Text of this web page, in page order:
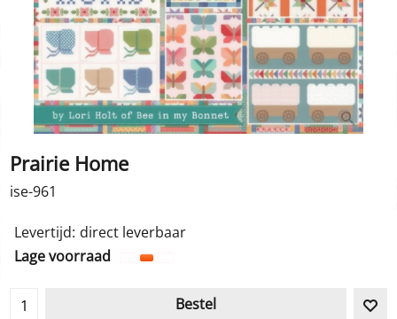
Prairie Home
ise-961
€ 49.50 incl BTW
Levertijd: direct leverbaar